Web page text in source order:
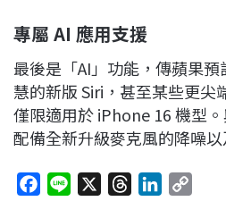
專屬 AI 應用支援
最後是「AI」功能，傳蘋果預
慧的新版 Siri，甚至某些更尖
僅限適用於 iPhone 16 機型
配備全新升級麥克風的降噪以